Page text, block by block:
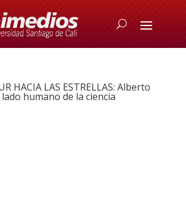
HACIA LAS ESTRELLAS: Alberto
humano de la ciencia